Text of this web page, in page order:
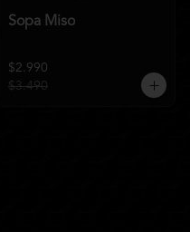
Sopa Miso
$2.990
$3.490